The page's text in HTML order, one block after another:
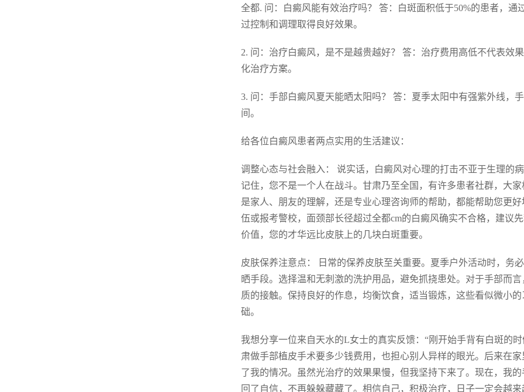
全都. 问：白癜风能有效治疗吗？ 答：白斑面积低于50%的患者，
过控制和调理取得良好效果。
2. 问：治疗白癜风，是不是越贵越好？ 答：治疗费用高低不代表效
化治疗方案。
3. 问：手部白癜风夏天能晒太阳吗？ 答：夏季太阳中有强紫外线，
间。
给各位白癜风患者两点实用的生活建议：
调整心态与社会融入： 说实话，白癜风对心理的打击不亚于生理的
记住，您不是一个人在战斗。甘肃乃至全国，有许多患者社群，大
是家人、朋友的理解，还是专业心理咨询师的帮助，都能帮助您更
伍或报考警校，面颈部长径超过全都cm的白癜风确实不合格，建议
价值，您的才华远比皮肤上的几块白斑重要。
皮肤保养注意点： 日常的保养皮肤至关重要。夏季户外活动时，务
晒手段。选择温和无刺激的洗护用品，避免抓挠患处。对于手部而
质的接触。保持良好的作息，均衡饮食，适当锻炼，这些看似微小
础。
我想分享一位来自天水的L女士的真实反馈：“刚开始手背有白斑的
肃做手部植皮手术要多少钱费用，也担心别人异样的眼光。后来在
了我的情况。虽然光治疗的效果果慢，但我坚持下来了。现在，我
回了自信，不再躲躲藏藏了。相信自己，积极治疗，日子一定会